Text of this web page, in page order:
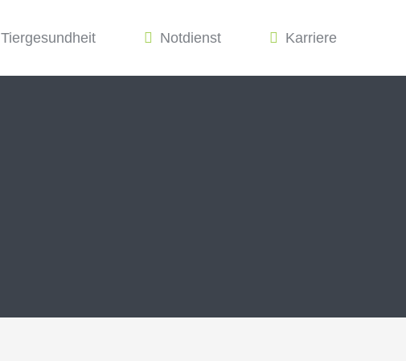
Tiergesundheit Notdienst Karriere